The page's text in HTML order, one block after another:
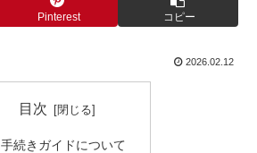
Pinterest コピー
2026.02.12
目次
手続きガイドについて